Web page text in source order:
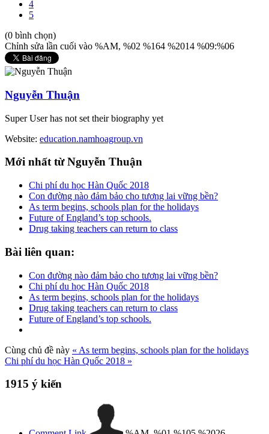
4
5
(0 bình chọn)
Chỉnh sửa lần cuối vào %AM, %02 %164 %2014 %09:%06
Nguyễn Thuận
Super User has not set their biography yet
Website: education.namhoagroup.vn
Mới nhất từ Nguyễn Thuận
Chi phí du học Hàn Quốc 2018
Con đường nào đảm bảo cho tương lai vững bền?
As term begins, schools plan for the holidays
Future of England’s top schools.
Drug taking teachers can return to class
Bài liên quan:
Con đường nào đảm bảo cho tương lai vững bền?
Chi phí du học Hàn Quốc 2018
As term begins, schools plan for the holidays
Drug taking teachers can return to class
Future of England’s top schools.
Cùng chủ đề này « As term begins, schools plan for the holidays
Chi phí du học Hàn Quốc 2018 »
1915 ý kiến